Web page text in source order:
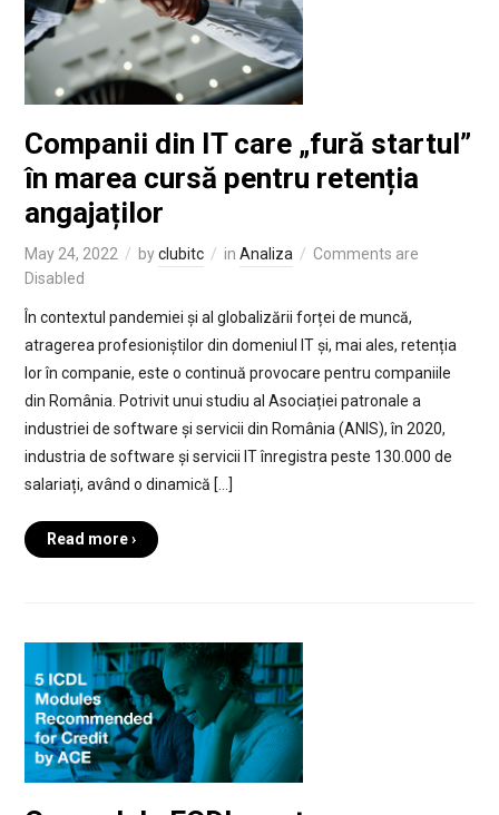
Companii din IT care „fură startul”
în marea cursă pentru retenția
angajaților
May 24, 2022 byclubitc in Analiza
Comments are
Disabled
În contextul pandemiei și al globalizării forței de muncă,
atragerea profesioniștilor din domeniul IT și, mai ales, retenția
lor în companie, este o continuă provocare pentru companiile
din România. Potrivit unui studiu al Asociației patronale a
industriei de software și servicii din România (ANIS), în 2020,
industria de software și servicii IT înregistra peste 130.000 de
salariați, având o dinamică […]
Read more ›